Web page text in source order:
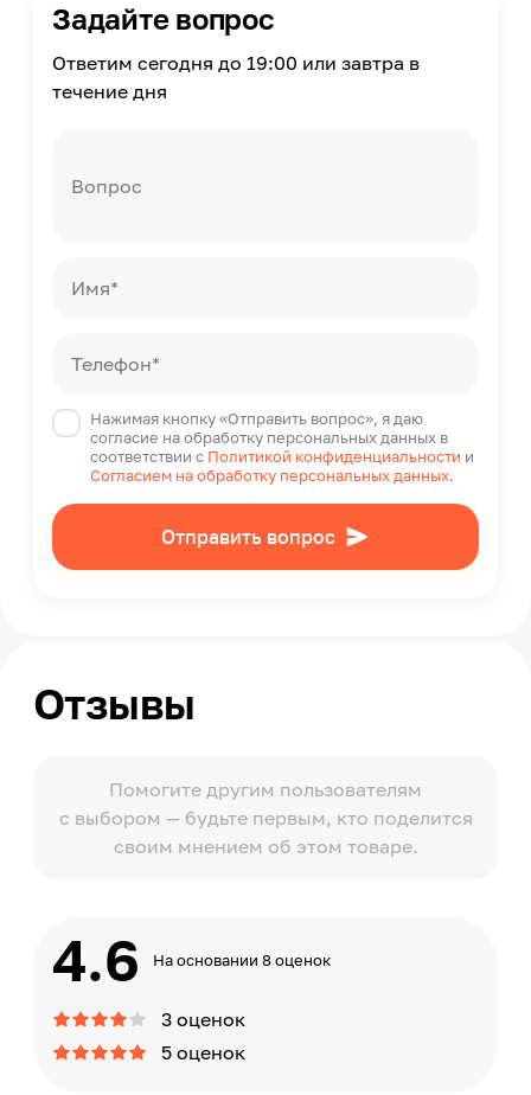
Задайте вопрос
Ответим сегодня до 19:00 или завтра в
течение дня
Вопрос
Имя*
Телефон*
Нажимая кнопку «Отправить вопрос», я даю
согласие на обработку персональных данных в
соответствии с Политикой конфиденциальности и
Согласием на обработку персональных данных.
Отправить вопрос
Отзывы
Помогите другим пользователям
с выбором — будьте первым, кто поделится
своим мнением об этом товаре.
4.6 На основании 8 оценок
3 оценок
5 оценок